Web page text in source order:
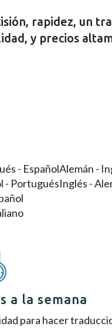
rapidez, un
y precios
- Español
- Portugués
Alemán -
Inglés -
a la semana
para hacer